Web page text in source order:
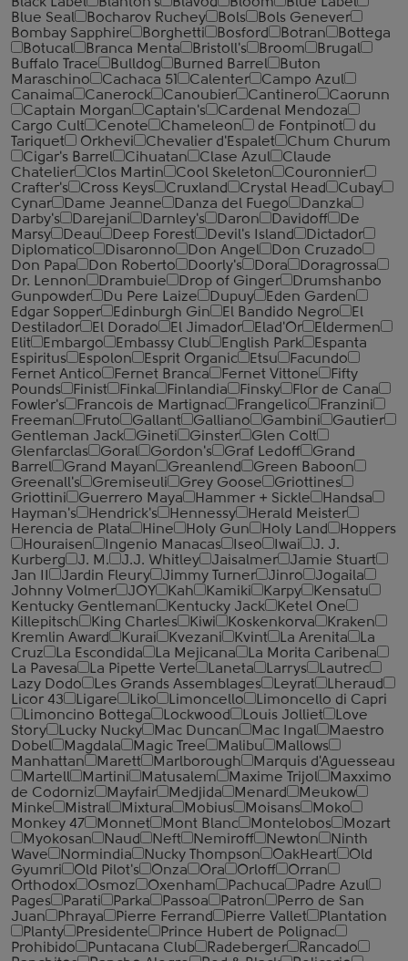
Blue Seal
Bocharov Ruchey Bols
Bols Genever
Bombay Sapphire
Borghetti Bosford Botran
Bottega
Botucal
Branca Menta Bristoll's Broom
Brugal
Buffalo Trace
Bulldog Burned Barrel
Buton
Maraschino
Cachaca 51 Calenter
Campo Azul
Canaima
Canerock Canoubier Cantinero
Caorunn
Captain Morgan
Captain's
Cardenal Mendoza
Cargo Cult
Cenote Chameleon de Fontpinot
du
Tariquet
Orkhevi Chevalier d'Espalet
Chum Churum
Cigar's Barrel
Cihuatan Clase Azul
Claude
Chatelier
Clos Martin Cool Skeleton
Couronnier
Crafter's
Cross Keys Cruxland Crystal Head
Cubay
Cynar
Dame Jeanne Danza del Fuego
Danzka
Darby's
Darejani Darnley's Daron Davidoff
De
Marsy
Deau Deep Forest Devil's Island
Dictador
Diplomatico
Disaronno Don Angel
Don Cruzado
Don Papa
Don Roberto Doorly's Dora
Doragrossa
Dr. Lennon
Drambuie Drop of Ginger
Drumshanbo
Gunpowder
Du Pere Laize Dupuy
Eden Garden
Edgar Sopper
Edinburgh Gin El Bandido Negro
El
Destilador
El Dorado El Jimador Elad'Or
Eldermen
Elit
Embargo Embassy Club English Park
Espanta
Espiritus
Espolon Esprit Organic Etsu
Facundo
Fernet Antico
Fernet Branca Fernet Vittone
Fifty
Pounds
Finist Finka Finlandia Finsky
Flor de Cana
Fowler's
Francois de Martignac Frangelico
Franzini
Freeman
Fruto Gallant Galliano Gambini
Gautier
Gentleman Jack
Gineti Ginster
Glen Colt
Glenfarclas
Goral Gordon's Graf Ledoff
Grand
Barrel
Grand Mayan Greanlend
Green Baboon
Greenall's
Gremiseuli Grey Goose
Griottines
Griottini
Guerrero Maya Hammer + Sickle
Handsa
Hayman's
Hendrick's Hennessy
Herald Meister
Herencia de Plata
Hine Holy Gun Holy Land
Hoppers
Houraisen
Ingenio Manacas Iseo Iwai
J. J.
Kurberg
J. M. J.J. Whitley Jaisalmer
Jamie Stuart
Jan II
Jardin Fleury Jimmy Turner Jinro
Jogaila
Johnny Volmer
JOY Kah Kamiki Karpy
Kensatu
Kentucky Gentleman
Kentucky Jack
Ketel One
Killepitsch
King Charles Kiwi Koskenkorva
Kraken
Kremlin Award
Kurai Kvezani Kvint La Arenita
La
Cruz
La Escondida La Mejicana
La Morita Caribena
La Pavesa
La Pipette Verte Laneta Larrys
Lautrec
Lazy Dodo
Les Grands Assemblages Leyrat
Lheraud
Licor 43
Ligare Liko Limoncello
Limoncello di Capri
Limoncino Bottega
Lockwood Louis Jolliet
Love
Story
Lucky Nucky Mac Duncan Mac Ingal
Maestro
Dobel
Magdala Magic Tree Malibu
Mallows
Manhattan
Marett Marlborough
Marquis d'Aguesseau
Martell
Martini Matusalem Maxime Trijol
Maxximo
de Codorniz
Mayfair Medjida Menard
Meukow
Minke
Mistral Mixtura Mobius Moisans
Moko
Monkey 47
Monnet Mont Blanc Montelobos
Mozart
Myokosan
Naud Neft Nemiroff Newton
Ninth
Wave
Normindia Nucky Thompson OakHeart
Old
Gyumri
Old Pilot's Onza Ora Orloff
Orran
Orthodox
Osmoz Oxenham Pachuca
Padre Azul
Pages
Parati Parka Passoa Patron
Perro de San
Juan
Phraya Pierre Ferrand Pierre Vallet
Plantation
Planty
Presidente
Prince Hubert de Polignac
Prohibido
Puntacana Club Radeberger
Rancado